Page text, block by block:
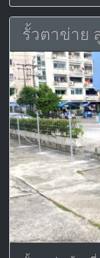
รั้วตาข่าย